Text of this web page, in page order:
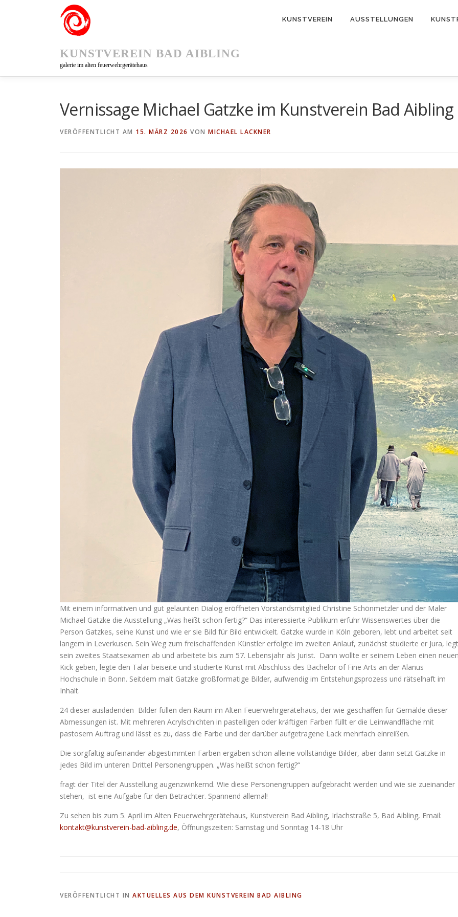
KUNSTVEREIN BAD AIBLING
galerie im alten feuerwehrgerätehaus
KUNSTVEREIN AUSSTELLUNGEN
Vernissage Michael Gatzke im Kunstverein Bad Aibling
VERÖFFENTLICHT AM 15. MÄRZ 2026 VON MICHAEL LACKNER
Mit einem informativen und gut gelaunten Dialog eröffneten Vorstandsmitglied Christine Schönmetzler und der Maler
Michael Gatzke die Ausstellung „Was heißt schon fertig?“ Das interessierte Publikum erfuhr Wissenswertes über die
Person Gatzkes, seine Kunst und wie er sie Bild für Bild entwickelt. Gatzke wurde in Köln geboren, lebt und arbeitet seit
langem in Leverkusen. Sein Weg zum freischaffenden Künstler erfolgte im zweiten Anlauf, zunächst studierte er Jura,
sein zweites Staatsexamen ab und arbeitete bis zum 57. Lebensjahr als Jurist. Dann wollte er seinem Leben einen
Kick geben, legte den Talar beiseite und studierte Kunst mit Abschluss des Bachelor of Fine Arts an der Alanus
Hochschule in Bonn. Seitdem malt Gatzke großformatige Bilder, aufwendig im Entstehungsprozess und rätselhaft im
Inhalt.
24 dieser ausladenden Bilder füllen den Raum im Alten Feuerwehrgerätehaus, der wie geschaffen für Gemälde dieser
Abmessungen ist. Mit mehreren Acrylschichten in pastelligen oder kräftigen Farben füllt er die Leinwandfläche mit
pastosem Auftrag und lässt es zu, dass die Farbe und der darüber aufgetragene Lack mehrfach einreißen.
Die sorgfältig aufeinander abgestimmten Farben ergäben schon alleine vollständige Bilder, aber dann setzt Gatzke in
jedes Bild im unteren Drittel Personengruppen. „Was heißt schon fertig?“
fragt der Titel der Ausstellung augenzwinkernd. Wie diese Personengruppen aufgebracht werden und wie sie zueinander
stehen, ist eine Aufgabe für den Betrachter. Spannend allemal!
Zu sehen bis zum 5. April im Alten Feuerwehrgerätehaus, Kunstverein Bad Aibling, Irlachstraße 5, Bad Aibling, Email:
kontakt@kunstverein-bad-aibling.de, Öffnungszeiten: Samstag und Sonntag 14-18 Uhr
VERÖFFENTLICHT IN AKTUELLES AUS DEM KUNSTVEREIN BAD AIBLING